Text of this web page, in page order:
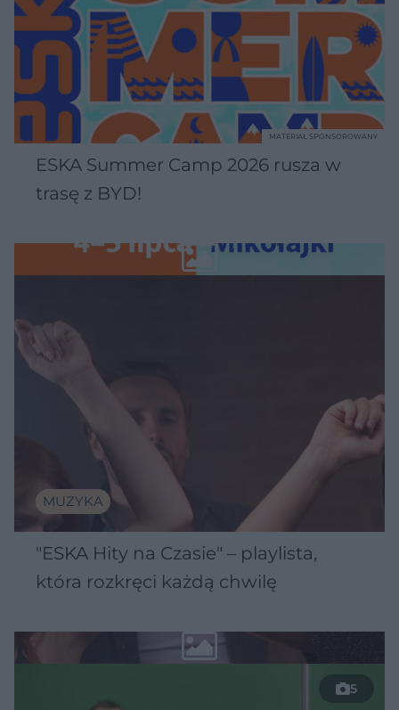
ESKA Summer Camp 2026 rusza w
trasę z BYD!
MATERIAŁ SPONSOROWANY
MUZYKA
"ESKA Hity na Czasie" – playlista,
która rozkręci każdą chwilę
5